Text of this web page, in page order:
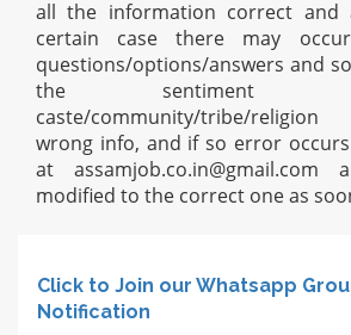
all the information correct and
certain case there may
questions/options/answers and
the
caste/community/tribe/
wrong info, and if so error
atassamjob.co.in@gmail.com
modified to the correct one as
Click to Join our Whatsapp
Notification